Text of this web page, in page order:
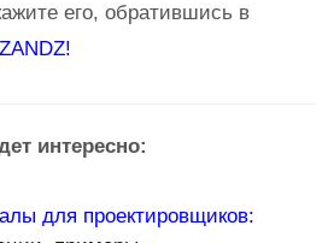
его, обратившись в
интересно:
для проектировщиков: